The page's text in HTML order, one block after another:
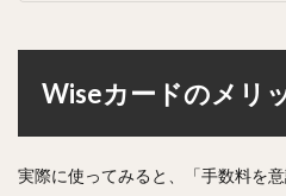
Wiseカードのメリ
実際に使ってみると、「手数料を